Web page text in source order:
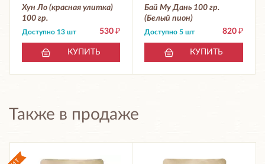
Хун Ло (красная улитка)
100 гр.
530 ₽
Доступно 13 шт
КУПИТЬ
Бай Му Дань 100 гр.
(Белый пион)
820 ₽
Доступно 5 шт
КУПИТЬ
Также в продаже